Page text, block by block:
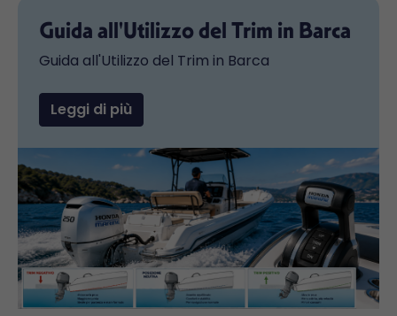
Guida all'Utilizzo del Trim in Barca
Guida all'Utilizzo del Trim in Barca
Leggi di più